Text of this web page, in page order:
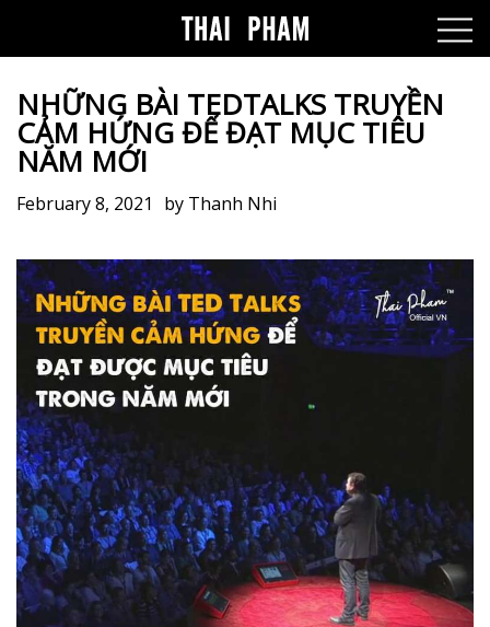
NHỮNG BÀI TEDTALKS TRUYỀN
CẢM HỨNG ĐỂ ĐẠT MỤC TIÊU
NĂM MỚI
February 8, 2021 by Thanh Nhi